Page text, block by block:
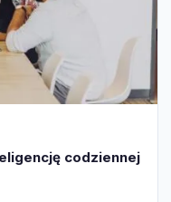
codziennej